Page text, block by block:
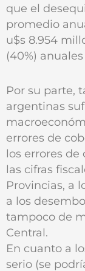
que el
promedio
u$s 8.954
(40%)
Por su parte,
argentinas
errores de
los errores de
las cifras
Provincias, a
a los
tampoco de
Central.
En cuanto a
serio (se